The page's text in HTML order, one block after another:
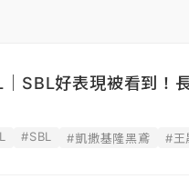
SBL好表現被看到！
#SBL #凱撒基隆黑鳶 #王